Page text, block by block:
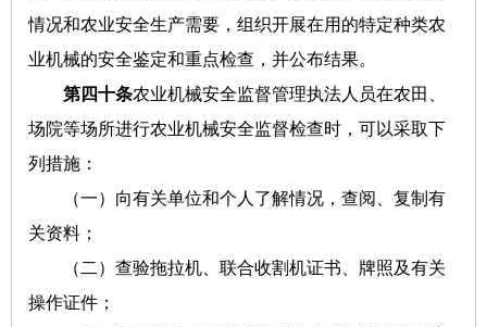
情况和农业安全生产需要，组织开展在用的特定种类农
业机械的安全鉴定和重点检查，并公布结果。
第四十条农业机械安全监督管理执法人员在农田、
场院等场所进行农业机械安全监督检查时，可以采取下
列措施：
（一）向有关单位和个人了解情况，查阅、复制有
关资料；
（二）查验拖拉机、联合收割机证书、牌照及有关
操作证件；